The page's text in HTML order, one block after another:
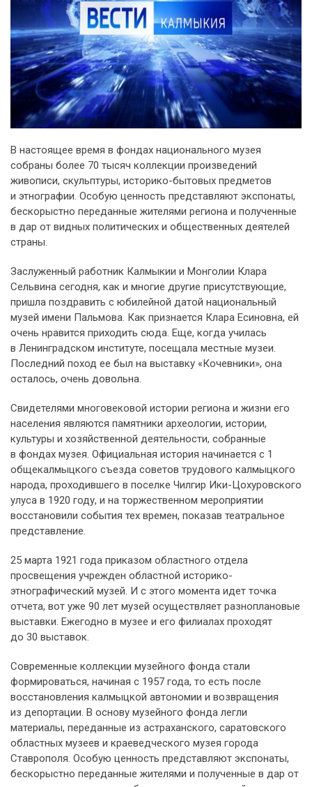
В настоящее время в фондах национального музея
собраны более 70 тысяч коллекции произведений
живописи, скульптуры, историко-бытовых предметов
и этнографии. Особую ценность представляют экспонаты,
бескорыстно переданные жителями региона и полученные
в дар от видных политических и общественных деятелей
страны.
Заслуженный работник Калмыкии и Монголии Клара
Сельвина сегодня, как и многие другие присутствующие,
пришла поздравить с юбилейной датой национальный
музей имени Пальмова. Как признается Клара Есиновна, ей
очень нравится приходить сюда. Еще, когда училась
в Ленинградском институте, посещала местные музеи.
Последний поход ее был на выставку «Кочевники», она
осталось, очень довольна.
Свидетелями многовековой истории региона и жизни его
населения являются памятники археологии, истории,
культуры и хозяйственной деятельности, собранные
в фондах музея. Официальная история начинается с 1
общекалмыцкого съезда советов трудового калмыцкого
народа, проходившего в поселке Чилгир Ики-Цохуровского
улуса в 1920 году, и на торжественном мероприятии
восстановили события тех времен, показав театральное
представление.
25 марта 1921 года приказом областного отдела
просвещения учрежден областной историко-
этнографический музей. И с этого момента идет точка
отчета, вот уже 90 лет музей осуществляет разноплановые
выставки. Ежегодно в музее и его филиалах проходят
до 30 выставок.
Современные коллекции музейного фонда стали
формироваться, начиная с 1957 года, то есть после
восстановления калмыцкой автономии и возвращения
из депортации. В основу музейного фонда легли
материалы, переданные из астраханского, саратовского
областных музеев и краеведческого музея города
Ставрополя. Особую ценность представляют экспонаты,
бескорыстно переданные жителями и полученные в дар от